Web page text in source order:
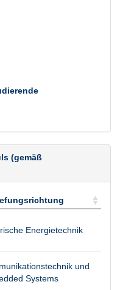
(gemäß
Energietechnik
und
Systems